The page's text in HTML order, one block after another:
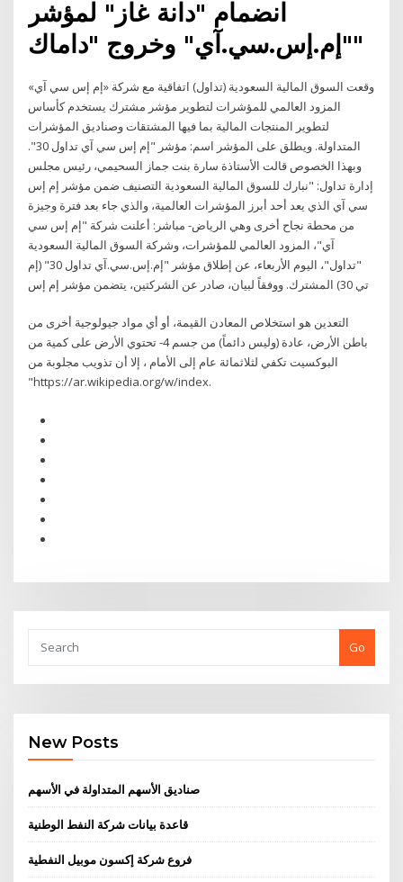
انضمام "دانة غاز" لمؤشر
"إم.إس.سي.آي" وخروج "داماك"
وقعت السوق المالية السعودية (تداول) اتفاقية مع شركة «إم إس سي آي»
المزود العالمي للمؤشرات لتطوير مؤشر مشترك يستخدم كأساس
لتطوير المنتجات المالية بما فيها المشتقات وصناديق المؤشرات
المتداولة. ويطلق على المؤشر اسم: مؤشر "إم إس سي آي تداول 30".
وبهذا الخصوص قالت الأستاذة سارة بنت جماز السحيمي، رئيس مجلس
إدارة تداول: "نبارك للسوق المالية السعودية التصنيف ضمن مؤشر إم إس
سي آي الذي يعد أحد أبرز المؤشرات العالمية، والذي جاء بعد فترة وجيزة
من محطة نجاح أخرى وهي الرياض- مباشر: أعلنت شركة "إم إس سي
آي"، المزود العالمي للمؤشرات، وشركة السوق المالية السعودية
"تداول"، اليوم الأربعاء، عن إطلاق مؤشر "إم.إس.سي.آي تداول 30" (إم
تي 30) المشترك. ووفقاً لبيان، صادر عن الشركتين، يتضمن مؤشر إم إس
التعدين هو استخلاص المعادن القيمة، أو أي مواد جيولوجية أخرى من
باطن الأرض، عادة (وليس دائماً) من جسم 4- تحتوي الأرض على كمية من
البوكسيت تكفي لثلاثمائة عام إلى الأمام ، إلا أن تذويب مجلوبة من
"https://ar.wikipedia.org/w/index.
Go
New Posts
صناديق الأسهم المتداولة في الأسهم
قاعدة بيانات شركة النفط الوطنية
فروع شركة إكسون موبيل النفطية